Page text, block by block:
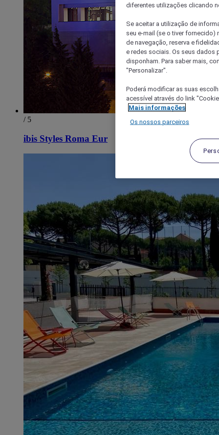
/ 5
ibis Styles Roma Eur
diferentes utilizações clicando
Se aceitar a utilização de
seu e-mail (se o tiver
de navegação, reserva e
e redes sociais. Os seus dados
disponham. Para saber mais,
"Personalizar".
Poderá modificar as suas
acessível através do link
Mais informações
Os nossos parceiros